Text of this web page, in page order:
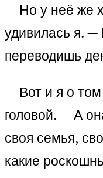
— Но у неё же
удивилась я.
переводишь
— Вот и я о
головой. — А
своя семья,
какие